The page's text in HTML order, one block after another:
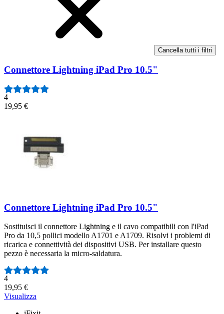
Cancella tutti i filtri
Connettore Lightning iPad Pro 10.5"
4
19,95 €
Connettore Lightning iPad Pro 10.5"
Sostituisci il connettore Lightning e il cavo compatibili con l'iPad
Pro da 10,5 pollici modello A1701 e A1709. Risolvi i problemi di
ricarica e connettività dei dispositivi USB. Per installare questo
pezzo è necessaria la micro-saldatura.
Numero di recensioni:
4
19,95 €
Visualizza